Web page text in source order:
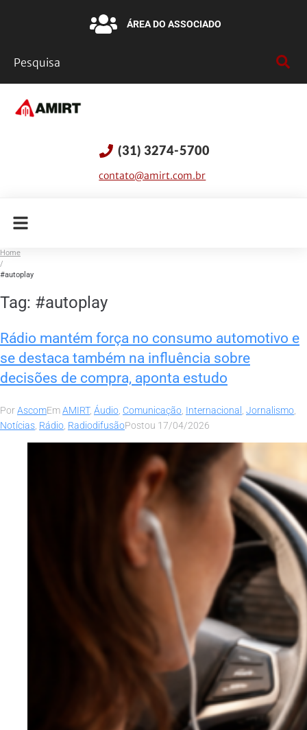
ÁREA DO ASSOCIADO
(31) 3274-5700
contato@amirt.com.br
Home
/
#autoplay
Tag: #autoplay
Rádio mantém força no consumo automotivo e
se destaca também na influência sobre
decisões de compra, aponta estudo
PorAscomEmAMIRT, Áudio, Comunicação, Internacional , Jornalismo,
Notícias, Rádio, RadiodifusãoPostou 17/04/2026